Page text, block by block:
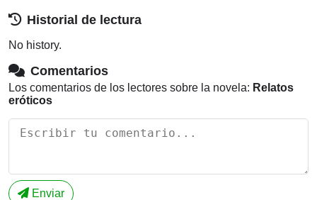
Historial de lectura
No history.
Comentarios
Los comentarios de los lectores sobre la novela: Relatos
eróticos
Enviar